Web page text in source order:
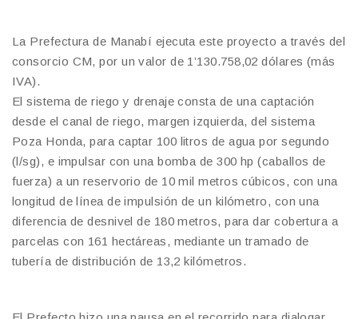
La Prefectura de Manabí ejecuta este proyecto a través del
consorcio CM, por un valor de 1’130.758,02 dólares (más
IVA).
El sistema de riego y drenaje consta de una captación
desde el canal de riego, margen izquierda, del sistema
Poza Honda, para captar 100 litros de agua por segundo
(l/sg), e impulsar con una bomba de 300 hp (caballos de
fuerza) a un reservorio de 10 mil metros cúbicos, con una
longitud de línea de impulsión de un kilómetro, con una
diferencia de desnivel de 180 metros, para dar cobertura a
parcelas con 161 hectáreas, mediante un tramado de
tubería de distribución de 13,2 kilómetros.